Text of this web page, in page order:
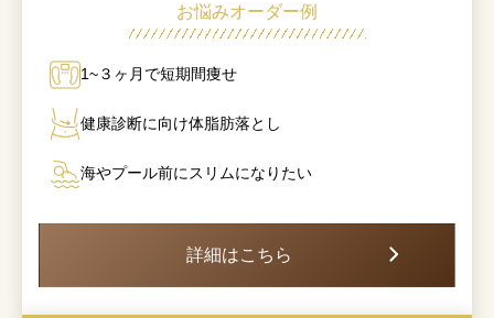
お悩みオーダー例
1~３ヶ月で短期間痩せ
健康診断に向け体脂肪落とし
海やプール前にスリムになりたい
詳細はこちら